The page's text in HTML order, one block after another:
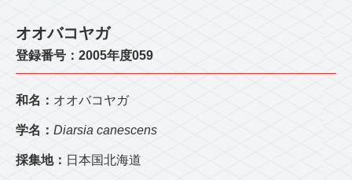
オオバコヤガ
登録番号：2005年度059
和名： オオバコヤガ
学名： Diarsia canescens
採集地： 日本国北海道